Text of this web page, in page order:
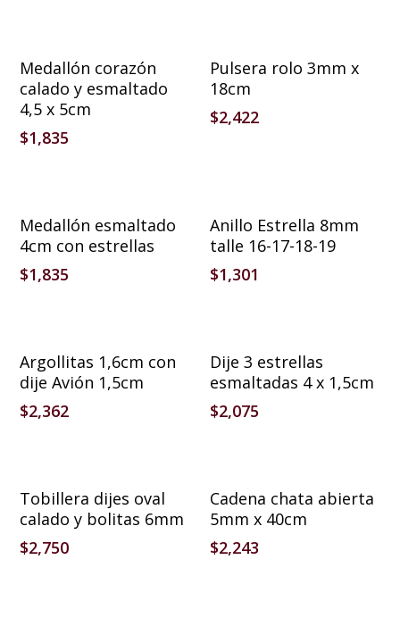
Añadir Al Carrito
Medallón corazón
calado y esmaltado
4,5 x 5cm
$1,835
Añadir Al Carrito
Pulsera rolo 3mm x
18cm
$2,422
Añadir Al Carrito
Medallón esmaltado
4cm con estrellas
$1,835
Añadir Al Carrito
Anillo Estrella 8mm
talle 16-17-18-19
$1,301
Argollitas 1,6cm con
dije Avión 1,5cm
$2,362
Añadir Al Carrito
Dije 3 estrellas
esmaltadas 4 x 1,5cm
$2,075
Añadir Al Carrito
Tobillera dijes oval
calado y bolitas 6mm
$2,750
Añadir Al Carrito
Cadena chata abierta
5mm x 40cm
$2,243